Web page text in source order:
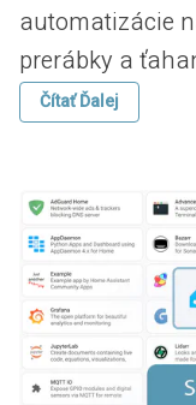
automatizácie
prerábky a
Čítať Ďalej